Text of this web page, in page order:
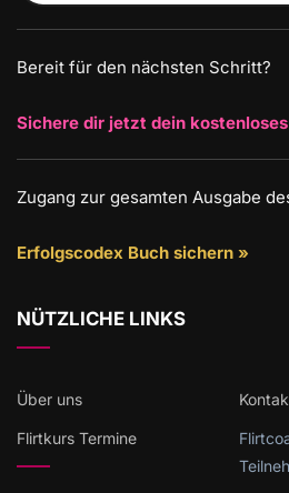
Bereit für den nächsten Schritt?
Sichere dir jetzt dein
Zugang zur gesamten Ausgabe
Erfolgscodex Buch sichern »
NÜTZLICHE LINKS
Über uns
Flirtkurs Termine